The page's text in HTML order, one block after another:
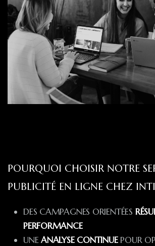
POURQUOI CHOISIR NOTRE
PUBLICITÉ EN LIGNE CHEZ
DES CAMPAGNES ORIENTÉES
PERFORMANCE
UNEANALYSE CONTINUEPOUR